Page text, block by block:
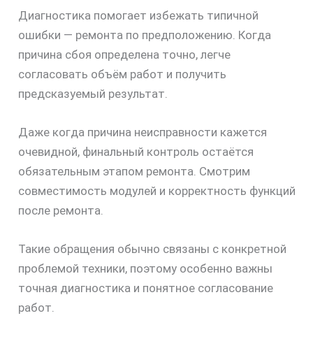
Диагностика помогает избежать типичной
ошибки — ремонта по предположению. Когда
причина сбоя определена точно, легче
согласовать объём работ и получить
предсказуемый результат.
Даже когда причина неисправности кажется
очевидной, финальный контроль остаётся
обязательным этапом ремонта. Смотрим
совместимость модулей и корректность функций
после ремонта.
Такие обращения обычно связаны с конкретной
проблемой техники, поэтому особенно важны
точная диагностика и понятное согласование
работ.